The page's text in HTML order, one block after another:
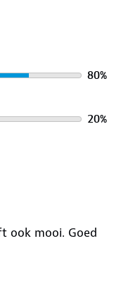
80%
20%
ook mooi. Goed